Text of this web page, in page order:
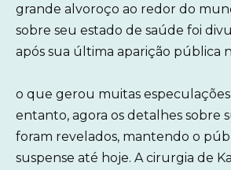
grande alvoroço ao redor do
sobre seu estado de saúde foi
após sua última aparição pública
o que gerou muitas
entanto, agora os detalhes sobre
foram revelados, mantendo o
suspense até hoje. A cirurgia de